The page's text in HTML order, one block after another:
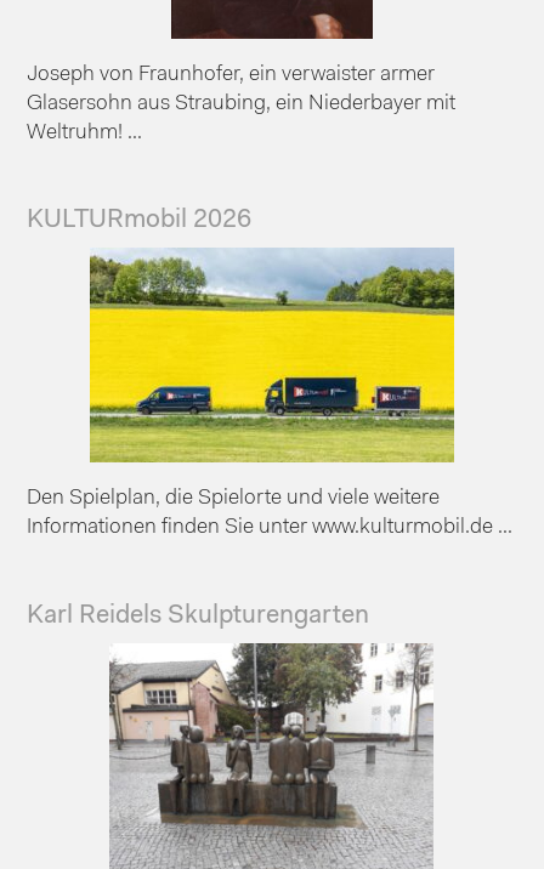
Joseph von Fraunhofer, ein verwaister armer
Glasersohn aus Straubing, ein Niederbayer mit
Weltruhm! ...
KULTURmobil 2026
Den Spielplan, die Spielorte und viele weitere
Informationen finden Sie unter www.kulturmobil.de ...
Karl Reidels Skulpturengarten